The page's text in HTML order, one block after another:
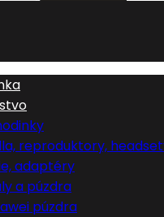
reproduktory,
adaptéry
a púzdra
púzdra